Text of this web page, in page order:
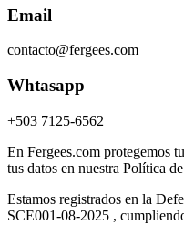
Email
contacto@fergees.com
Whtasapp
+503 7125-6562
En Fergees.com protegemos
tus datos en nuestra Política
Estamos registrados en la
SCE001-08-2025 ,